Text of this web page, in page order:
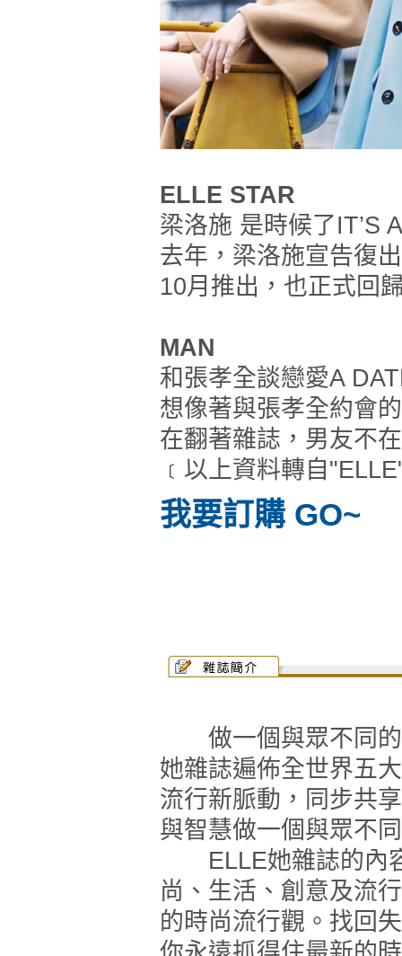
ELLE STAR
梁洛施 是時候了IT’S
去年，梁洛施宣告復
10月推出，也正式回
MAN
和張孝全談戀愛A
想像著與張孝全約會
在翻著雜誌，男友不
﹝以上資料轉自
我要訂購 GO~
做一個與眾不同的
她雜誌遍佈全世界五
流行新脈動，同步共
與智慧做一個與眾不
ELLE她雜誌的內容
尚、生活、創意及流
的時尚流行觀。找回